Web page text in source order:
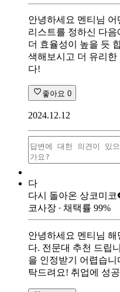
안녕하세요 멘티님
리스트를 정하신 다음
더 효율성이 높을 듯
색해보시고 더 유리한
다!
좋아요 0
2024.12.12
다
다시 돌아온 상코미코
코사장 ∙ 채택률 99%
안녕하세요 멘티님 해
다. 전문대 추천 드립
을 인정받기 어렵습
탁드려요! 취업에 성